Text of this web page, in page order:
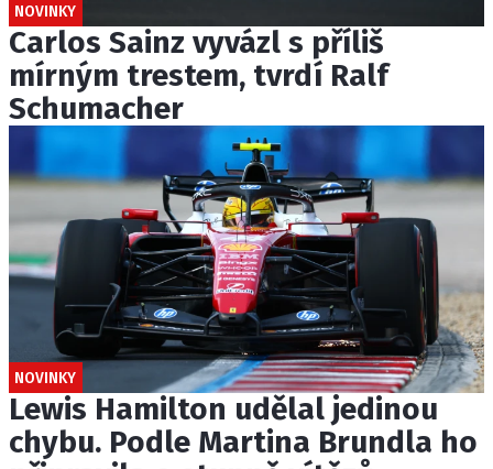
NOVINKY
Carlos Sainz vyvázl s příliš
mírným trestem, tvrdí Ralf
Schumacher
NOVINKY
Lewis Hamilton udělal jedinou
chybu. Podle Martina Brundla ho